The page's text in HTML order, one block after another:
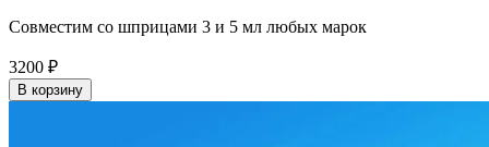
Совместим со шприцами 3 и 5 мл любых марок
3200 ₽
В корзину